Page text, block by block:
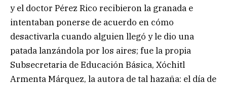
y el doctor Pérez Rico recibieron la granada e
intentaban ponerse de acuerdo en cómo
desactivarla cuando alguien llegó y le dio una
patada lanzándola por los aires; fue la propia
Subsecretaria de Educación Básica, Xóchitl
Armenta Márquez, la autora de tal hazaña: el día de